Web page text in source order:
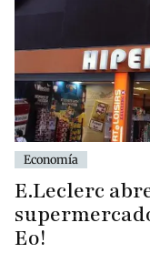
Economía
E.Leclerc
Eo!